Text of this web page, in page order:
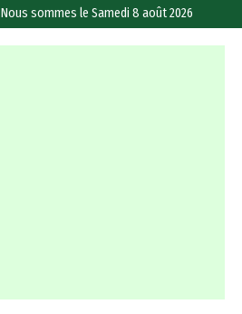
Nous sommes leSamedi 8 août 2026